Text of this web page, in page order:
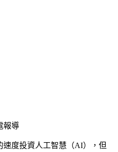
報導
度投資人工智慧（AI），但